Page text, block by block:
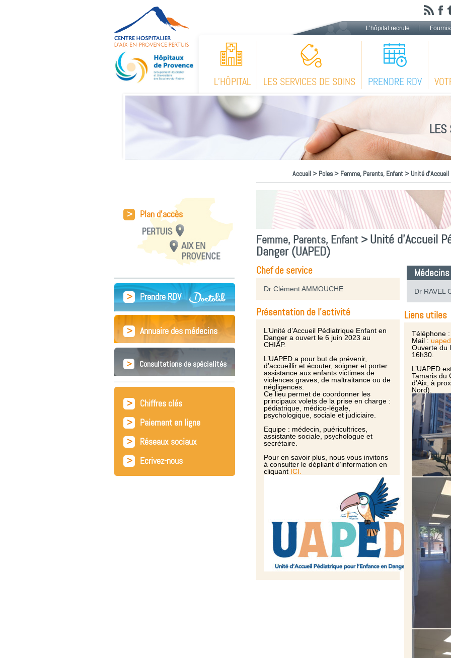
L’hôpital recrute
L’HÔPITAL LES SERVICES DE SOINS PRENDRE RDV
LES
> Plan d'accès
> Prendre RDV
> Annuaire des médecins
> Consultations de spécialités
>
Chiffres clés
>
Paiement en ligne
>
Réseaux sociaux
>
Ecrivez-nous
Accueil> Poles> Femme, Parents, Enfant> Unité d’Accueil
Femme, Parents, Enfant >Unité d’Accueil
Danger (UAPED)
Chef de service
Dr Clément AMMOUCHE
Présentation de l'activité
L’Unité d’Accueil Pédiatrique Enfant en
Danger a ouvert le 6 juin 2023 au
CHIAP.
L’UAPED a pour but de prévenir,
d’accueillir et écouter, soigner et porter
assistance aux enfants victimes de
violences graves, de maltraitance ou de
négligences.
Ce lieu permet de coordonner les
principaux volets de la prise en charge :
pédiatrique, médico-légale,
psychologique, sociale et judiciaire.
Equipe : médecin, puéricultrices,
assistante sociale, psychologue et
secrétaire.
Pour en savoir plus, nous vous invitons
à consulter le dépliant d’information en
cliquant ICI.
Médecins
Dr RAVEL
Liens utiles
Téléphone
Mail :
Ouverte du
16h30.
L’UAPED
Tamaris du
d’Aix, à
Nord).